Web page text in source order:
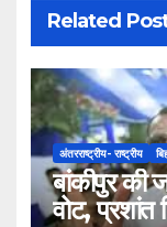
Related
अंतरराष्ट्रीय- राष्ट्रीय
बांकीपुर की
वोट, प्रशांत